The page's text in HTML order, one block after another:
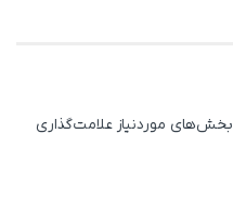
بخش‌های موردنیاز علامت‌گذاری